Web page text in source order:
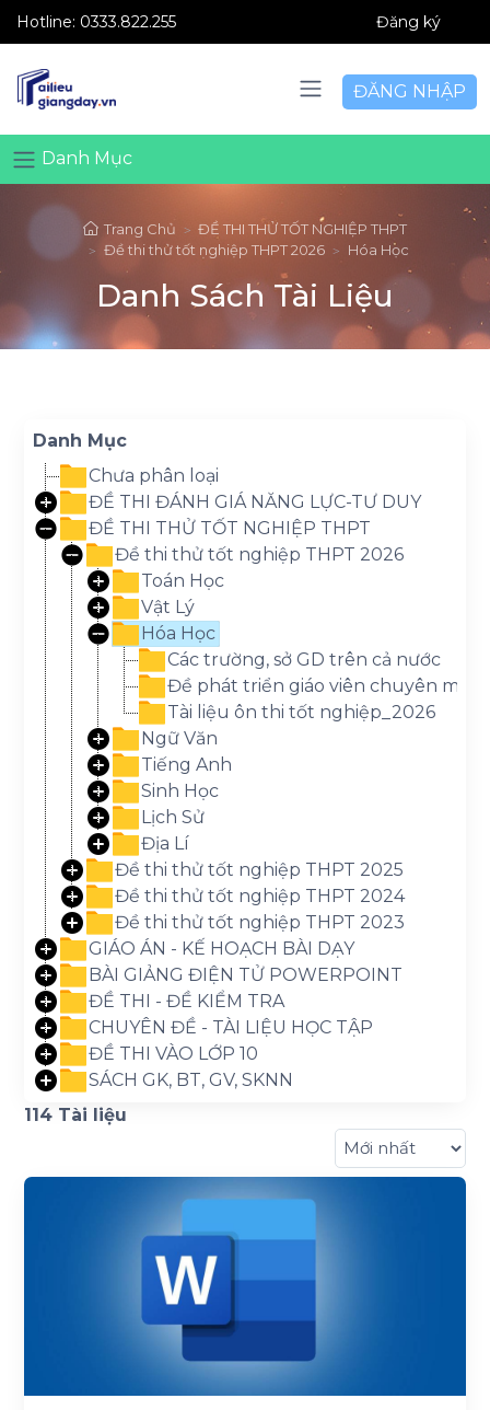
Hotline: 0333.822.255 Đăng ký
ĐĂNG NHẬP
Danh Mục
Trang Chủ
ĐỀ THI THỬ TỐT NGHIỆP THPT
Đề thi thử tốt nghiệp THPT 2026
Hóa Học
Danh Sách Tài Liệu
Danh Mục
Chưa phân loại
ĐỀ THI ĐÁNH GIÁ NĂNG LỰC-TƯ DUY
ĐỀ THI THỬ TỐT NGHIỆP THPT
Đề thi thử tốt nghiệp THPT 2026
Toán Học
Vật Lý
Hóa Học
Các trường, sở GD trên cả nước
Đề phát triển giáo viên chuyên môn
Tài liệu ôn thi tốt nghiệp_2026
Ngữ Văn
Tiếng Anh
Sinh Học
Lịch Sử
Địa Lí
Đề thi thử tốt nghiệp THPT 2025
Đề thi thử tốt nghiệp THPT 2024
Đề thi thử tốt nghiệp THPT 2023
GIÁO ÁN - KẾ HOẠCH BÀI DẠY
BÀI GIẢNG ĐIỆN TỬ POWERPOINT
ĐỀ THI - ĐỀ KIỂM TRA
CHUYÊN ĐỀ - TÀI LIỆU HỌC TẬP
ĐỀ THI VÀO LỚP 10
SÁCH GK, BT, GV, SKNN
114 Tài liệu